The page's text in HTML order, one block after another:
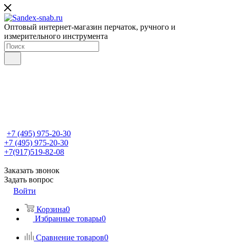
Оптовый интернет-магазин перчаток, ручного и
измерительного инструмента
+7 (495) 975-20-30
+7 (495) 975-20-30
+7(917)519-82-08
Заказать звонок
Задать вопрос
Войти
Корзина0
Избранные товары0
Сравнение товаров0